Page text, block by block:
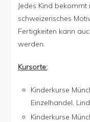
Jedes Kind
schweizerisches
Fertigkeiten kann
werden.
Kursorte:
Kinderkurse
Einzelhandel,
Kinderkurse